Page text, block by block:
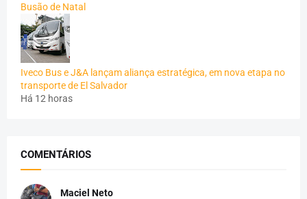
Busão de Natal
Iveco Bus e J&A lançam aliança estratégica, em nova etapa no
transporte de El Salvador
Há 12 horas
COMENTÁRIOS
Maciel Neto